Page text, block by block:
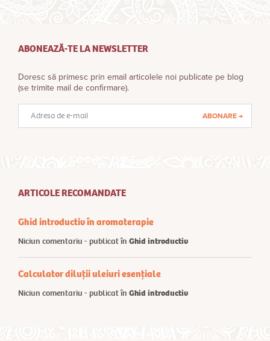
ABONEAZĂ-TE LA NEWSLETTER
Doresc să primesc prin email articolele noi publicate pe blog
(se trimite mail de confirmare).
email
ARTICOLE RECOMANDATE
Ghid introductiv în aromaterapie
Niciun comentariu - publicat în Ghid introductiv
Calculator diluții uleiuri esențiale
Niciun comentariu - publicat în Ghid introductiv